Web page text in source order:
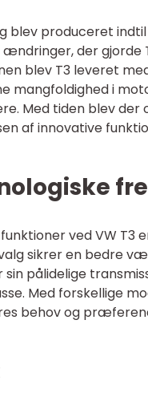
blev produceret
der
blev T3 leveret
mangfoldighed i
Med tiden blev der
af innovative
ved VW T3
sikrer en bedre
pålidelige
Med forskellige
behov og